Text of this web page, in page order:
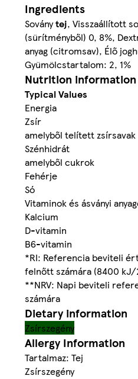
Ingredients
Soványtej, Visszaállított
(sürítményből) 0, 8%,
anyag (citromsav), Élő
Gyümölcstartalom: 2, 1%
Nutrition information
Typical Values
Energia
Zsír
amelyből telített zsírsavak
Szénhidrát
amelyből cukrok
Fehérje
Só
Vitaminok és ásványi
Kalcium
D-vitamin
B6-vitamin
*RI: Referencia beviteli
felnőtt számára (8400
**NRV: Napi beviteli
számára
Dietary information
Zsírszegény
Allergy Information
Tartalmaz: Tej
Zsírszegény